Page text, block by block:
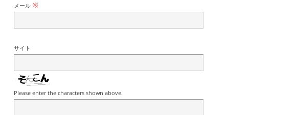
メール ※
サイト
Please enter the characters shown above.